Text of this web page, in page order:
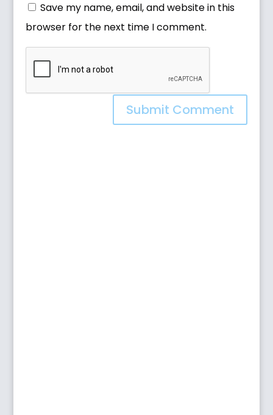
Save my name, email, and website in this
browser for the next time I comment.
Submit Comment